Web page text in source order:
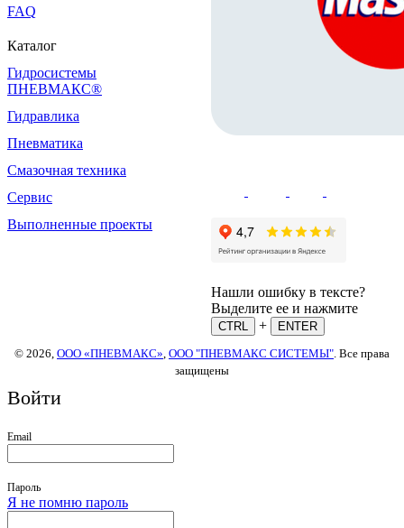
FAQ
Каталог
Гидросистемы
ПНЕВМАКС®
Гидравлика
Пневматика
Смазочная техника
Сервис
Выполненные проекты
Нашли ошибку в тексте?
Выделите ее и нажмите
CTRL +
ENTER
© 2026, ООО «ПНЕВМАКС», ООО "ПНЕВМАКС СИСТЕМЫ". Все права
защищены
Войти
Email
Пароль
Я не помню пароль